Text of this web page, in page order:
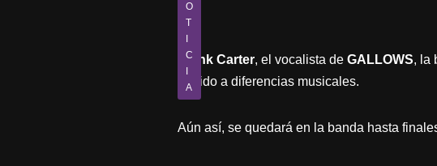
O
T
C
A
Frank Carter, el vocalista de GALLOWS, la
debido a diferencias musicales.
Aún así, se quedará en la banda hasta